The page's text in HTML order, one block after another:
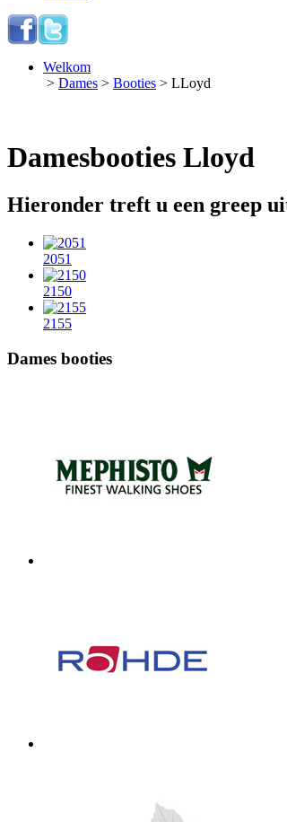
Welkom
> Dames > Booties > LLoyd
Damesbooties Lloyd
Hieronder treft u een greep
2051
2150
2155
Dames booties